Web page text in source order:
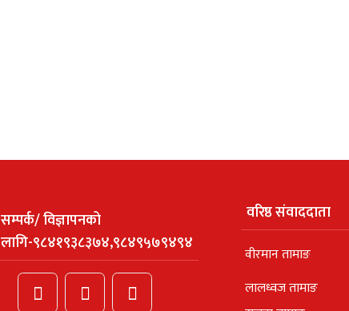
सम्पर्क/ विज्ञापनको
लागि-९८४१९३८३७४,९८४९५७९४९४
वरिष्ठ संवाददाता
वीरमान तामाङ
लालध्वज तामाङ